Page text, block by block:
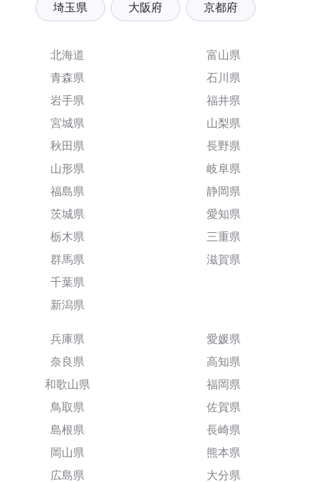
埼玉県 大阪府 京都府
北海道
青森県
岩手県
宮城県
秋田県
山形県
福島県
茨城県
栃木県
群馬県
千葉県
新潟県
富山県
石川県
福井県
山梨県
長野県
岐阜県
静岡県
愛知県
三重県
滋賀県
兵庫県
奈良県
和歌山県
鳥取県
島根県
岡山県
広島県
愛媛県
高知県
福岡県
佐賀県
長崎県
熊本県
大分県